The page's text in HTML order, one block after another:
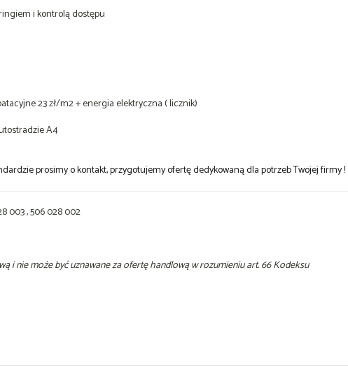
i kontrolą dostępu
23 zł/m2 + energia elektryczna ( licznik)
A4
prosimy o kontakt, przygotujemy ofertę dedykowaną dla potrzeb Twojej firmy !
003 , 506 028 002
i nie może być uznawane za ofertę handlową w rozumieniu art. 66 Kodeksu